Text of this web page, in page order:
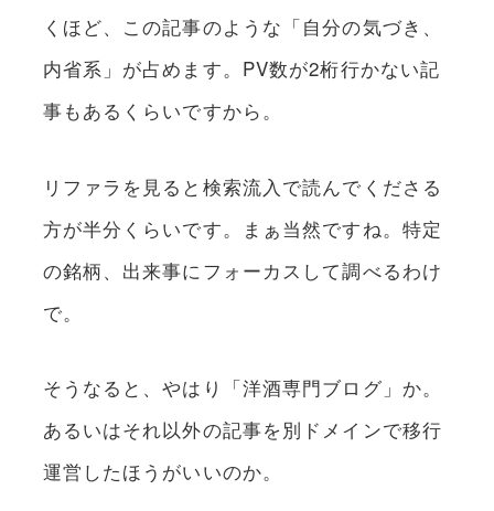
くほど、この記事のような「自分の気づき、
内省系」が占めます。PV数が2桁行かない記
事もあるくらいですから。
リファラを見ると検索流入で読んでくださる
方が半分くらいです。まぁ当然ですね。特定
の銘柄、出来事にフォーカスして調べるわけ
で。
そうなると、やはり「洋酒専門ブログ」か。
あるいはそれ以外の記事を別ドメインで移行
運営したほうがいいのか。